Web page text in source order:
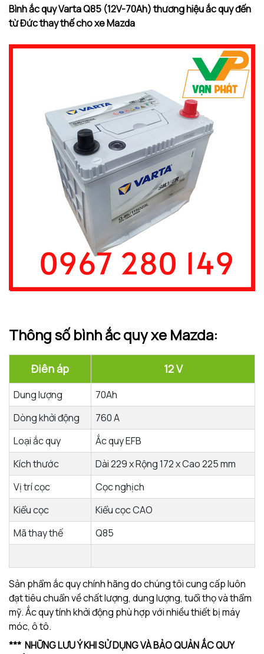
Bình ắc quy Varta Q85 (12V-70Ah) thương hiệu ắc quy đến
từ Đức thay thế cho xeMazda
Thông số bình ắc quy xe Mazda:
Điên áp 12 V
Dung lượng
70Ah
Dòng khởi động
760 A
Loại ắc quy
Ắc quy EFB
Kích thước
Dài 229 x Rộng 172 x Cao 225 mm
Vị trí cọc
Cọc nghịch
Kiểu cọc
Kiểu cọc CAO
Mã thay thế
Q85
Sản phẩm ắc quy chính hãng do chúng tôi cung cấp luôn
đạt tiêu chuẩn về chất lượng, dung lượng, tuổi thọ và thẩm
mỹ. Ắc quy tính khởi động phù hợp với nhiều thiết bị máy
móc, ô tô.
*** NHỮNG LƯU Ý KHI SỬ DỤNG VÀ BẢO QUẢN ẮC QUY